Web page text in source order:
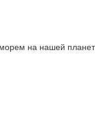
на нашей